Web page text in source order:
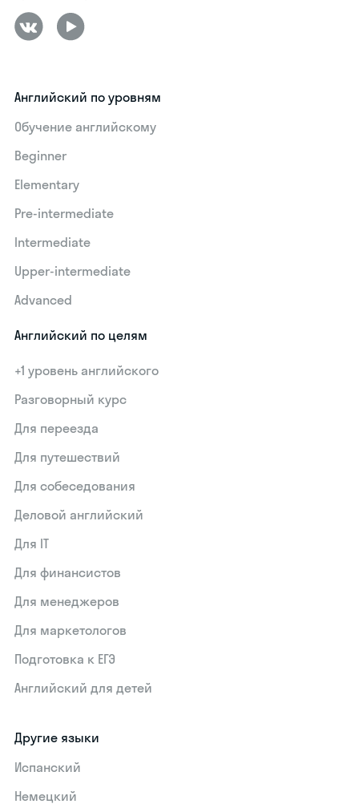
Английский по уровням
Обучение английскому
Beginner
Elementary
Pre-intermediate
Intermediate
Upper-intermediate
Advanced
Английский по целям
+1 уровень английского
Разговорный курс
Для переезда
Для путешествий
Для собеседования
Деловой английский
Для IT
Для финансистов
Для менеджеров
Для маркетологов
Подготовка к ЕГЭ
Английский для детей
Другие языки
Испанский
Немецкий